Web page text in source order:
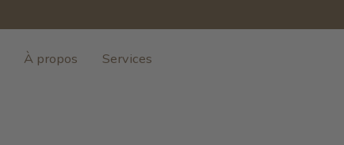
À propos Services